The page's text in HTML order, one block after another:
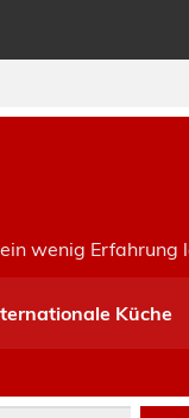
wenig Erfahrung
Küche